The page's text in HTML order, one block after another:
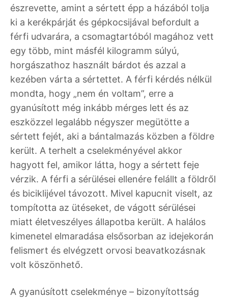
észrevette, amint a sértett épp a házából tolja
ki a kerékpárját és gépkocsijával befordult a
férfi udvarára, a csomagtartóból magához vett
egy több, mint másfél kilogramm súlyú,
horgászathoz használt bárdot és azzal a
kezében várta a sértettet. A férfi kérdés nélkül
mondta, hogy „nem én voltam”, erre a
gyanúsított még inkább mérges lett és az
eszközzel legalább négyszer megütötte a
sértett fejét, aki a bántalmazás közben a földre
került. A terhelt a cselekményével akkor
hagyott fel, amikor látta, hogy a sértett feje
vérzik. A férfi a sérülései ellenére felállt a földről
és biciklijével távozott. Mivel kapucnit viselt, az
tompította az ütéseket, de vágott sérülései
miatt életveszélyes állapotba került. A halálos
kimenetel elmaradása elsősorban az idejekorán
felismert és elvégzett orvosi beavatkozásnak
volt köszönhető.
A gyanúsított cselekménye – bizonyítottság